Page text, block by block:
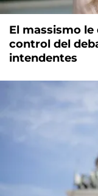
El massismo
control del
intendentes